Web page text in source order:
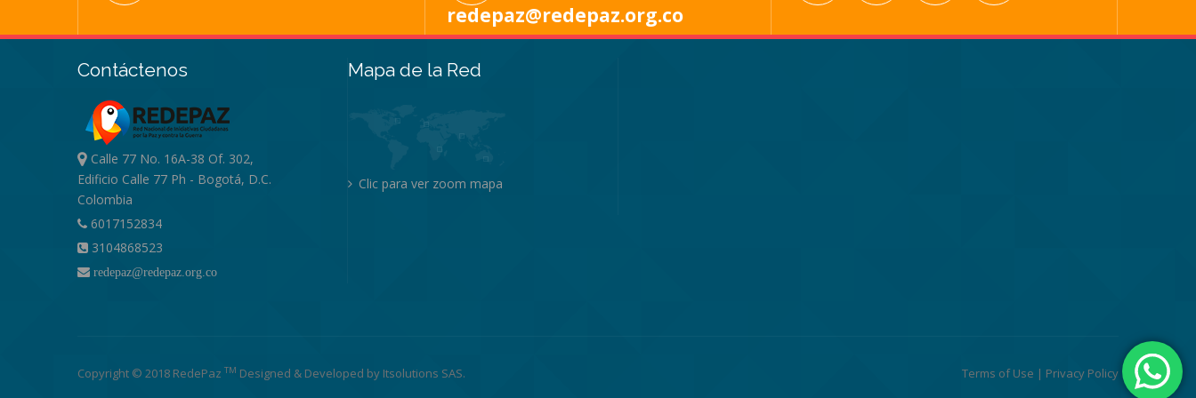
redepaz@redepaz.org.co
Contáctenos
Calle 77 No. 16A-38 Of. 302,
Edificio Calle 77 Ph - Bogotá, D.C.
Colombia
6017152834
3104868523
redepaz@redepaz.org.co
Mapa de la Red
Clic para ver zoom mapa
Copyright © 2018 RedePaz TM Designed & Developed by Itsolutions SAS. Terms of Use | Privacy Policy